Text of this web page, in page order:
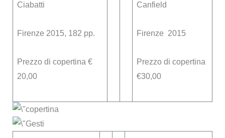
Ciabatti
Firenze 2015, 182 pp.
Prezzo di copertina €
20,00
Canfield
Firenze 2015
Prezzo di copertina
€30,00